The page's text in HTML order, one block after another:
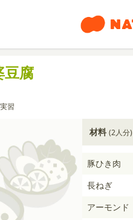
豆腐
習
材料 (2人分)
豚ひき肉
長ねぎ
アーモンド